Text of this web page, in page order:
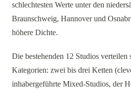
schlechtesten Werte unter den
Braunschweig, Hannover und
höhere Dichte.
Die bestehenden 12 Studios verteilen
Kategorien: zwei bis drei Ketten
inhabergeführte Mixed-Studios, der